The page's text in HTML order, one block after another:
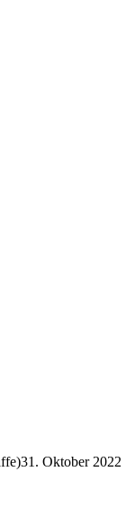
31. Oktober 2022